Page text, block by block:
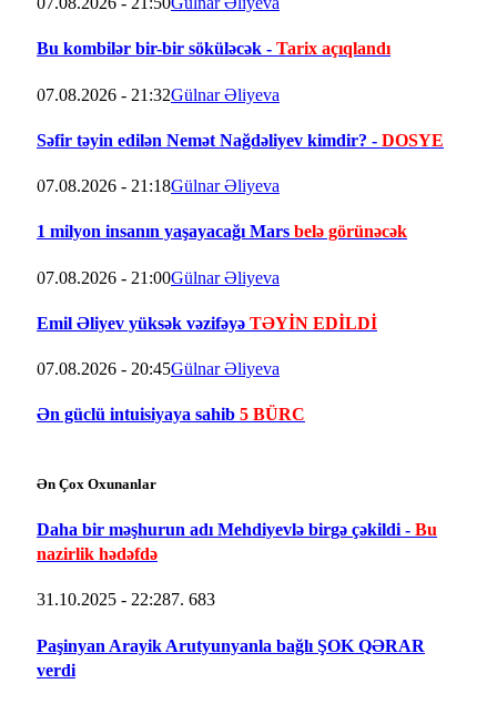
Bu kombilər bir-bir söküləcək - Tarix açıqlandı
07.08.2026 - 21:32Gülnar Əliyeva
Səfir təyin edilən Nemət Nağdəliyev kimdir? - DOSYE
07.08.2026 - 21:18Gülnar Əliyeva
1 milyon insanın yaşayacağı Mars belə görünəcək
07.08.2026 - 21:00Gülnar Əliyeva
Emil Əliyev yüksək vəzifəyə TƏYİN EDİLDİ
07.08.2026 - 20:45Gülnar Əliyeva
Ən güclü intuisiyaya sahib 5 BÜRC
Ən Çox Oxunanlar
Daha bir məşhurun adı Mehdiyevlə birgə çəkildi - Bu
nazirlik hədəfdə
31.10.2025 - 22:287. 683
Paşinyan Arayik Arutyunyanla bağlı ŞOK QƏRAR
verdi